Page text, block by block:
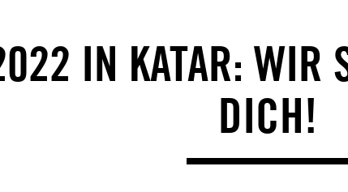
IN KATAR: WIR
DICH!